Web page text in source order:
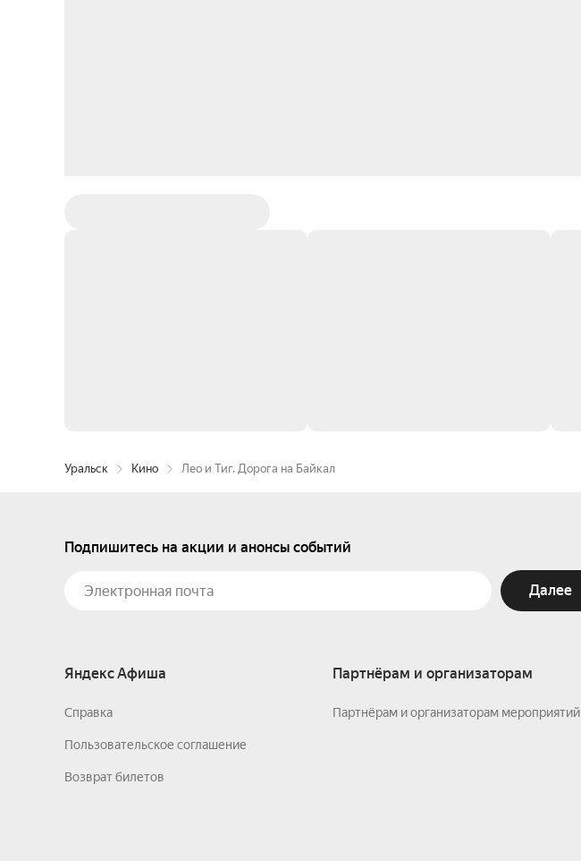
Уральск Кино Лео и Тиг. Дорога на Байкал
Подпишитесь на акции и анонсы событий
Далее
Яндекс Афиша
Справка
Пользовательское соглашение
Возврат билетов
Партнёрам и организаторам
Партнёрам и организаторам мероприятий